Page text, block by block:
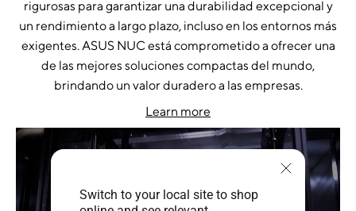
Switch to your local site to shop
rigurosas para garantizar una durabilidad excepcional y
un rendimiento a largo plazo, incluso en los entornos más
exigentes. ASUS NUC está comprometido a ofrecer una
de las mejores soluciones compactas del mundo,
brindando un valor duradero a las empresas.
Learn more